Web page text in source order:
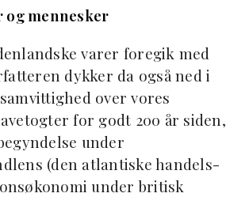
og mennesker
varer foregik med
dykker da også ned i
over vores
for godt 200 år siden,
under
(den atlantiske handels-
under britisk